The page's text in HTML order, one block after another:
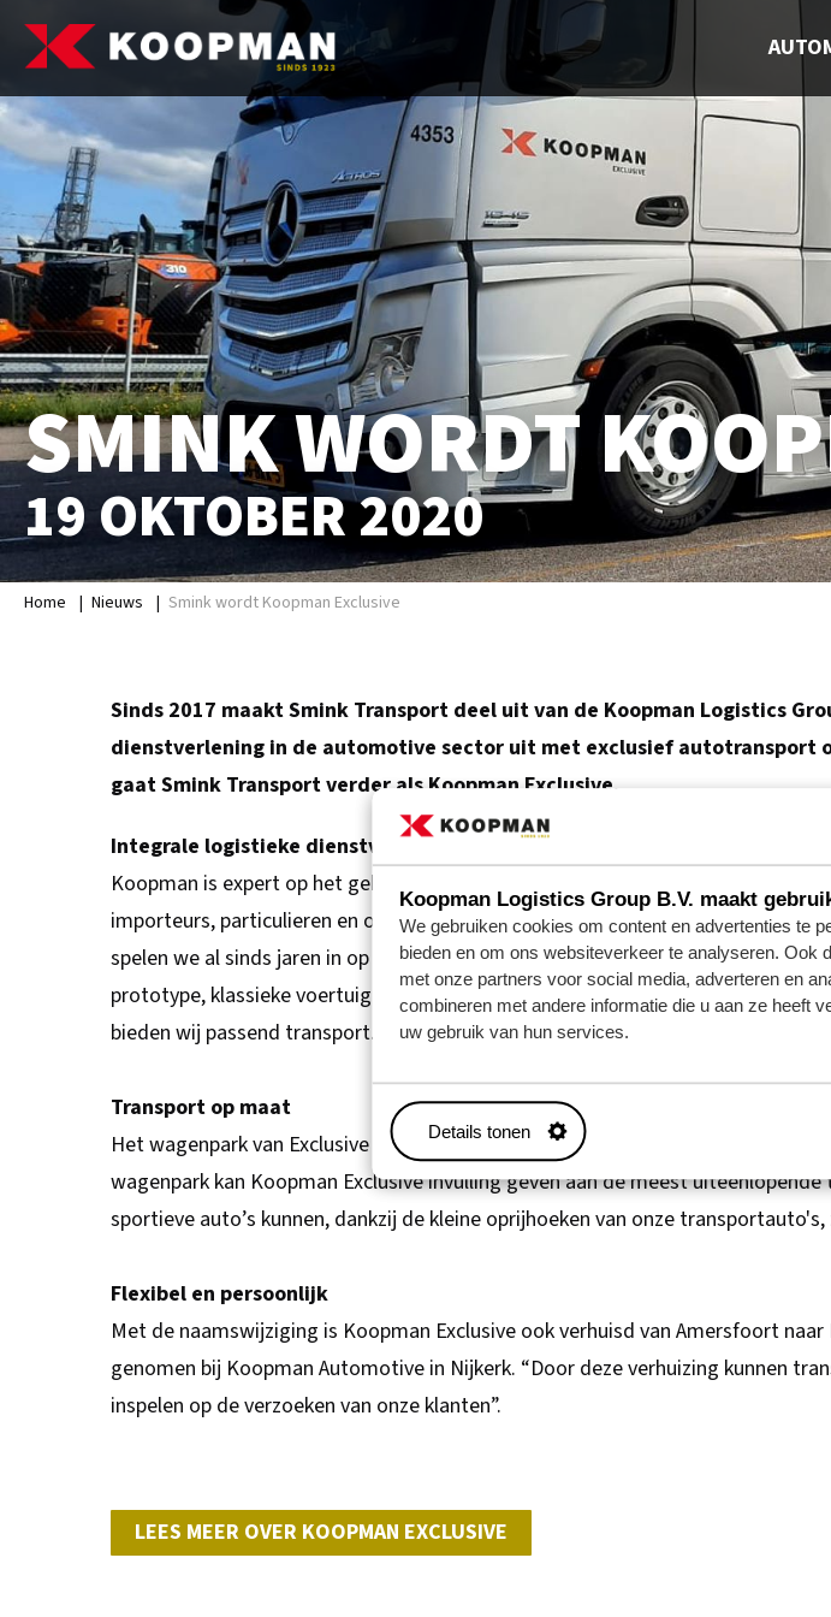
Koopman Logistics Group B.V. maakt
We gebruiken cookies om content en advertenties te
bieden en om ons websiteverkeer te analyseren. Ook
met onze partners voor social media, adverteren en
combineren met andere informatie die u aan ze heeft
uw gebruik van hun services.
Details tonen
SMINK WORDT
19 OKTOBER 2020
Home | Nieuws | Smink wordt Koopman Exclusive
Sinds 2017 maakt Smink Transport deel uit van de Koopman Logistics
dienstverlening in de automotive sector uit met exclusief autotransport
gaat Smink Transport verder als Koopman Exclusive.
Integrale logistieke dienstverlening
Koopman is expert op het gebied van autotransport en biedt
importeurs, particulieren en organisatoren van evenementen kunnen bij
spelen we al sinds jaren in op de vraag naar gespecialiseerd autovervoer”,
prototype, klassieke voertuigen, of het ophalen van auto’s uit faillissementen,
bieden wij passend transport.”
Transport op maat
Het wagenpark van Exclusive bestaat uit zowel open als overdekte
wagenpark kan Koopman Exclusive invulling geven aan de meest
sportieve auto’s kunnen, dankzij de kleine oprijhoeken van onze
Flexibel en persoonlijk
Met de naamswijziging is Koopman Exclusive ook verhuisd van Amersfoort
genomen bij Koopman Automotive in Nijkerk. “Door deze verhuizing kunnen
inspelen op de verzoeken van onze klanten”.
LEES MEER OVER KOOPMAN EXCLUSIVE